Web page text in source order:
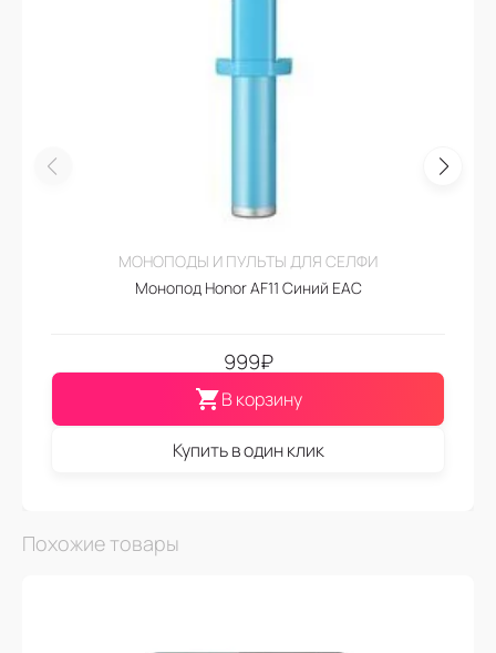
МОНОПОДЫ И ПУЛЬТЫ ДЛЯ СЕЛФИ
Монопод Honor AF11 Синий EAC
999₽
В корзину
Купить в один клик
Похожие товары